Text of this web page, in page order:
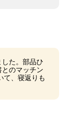
た。部品ひ
のマッチン
て、寝返りも